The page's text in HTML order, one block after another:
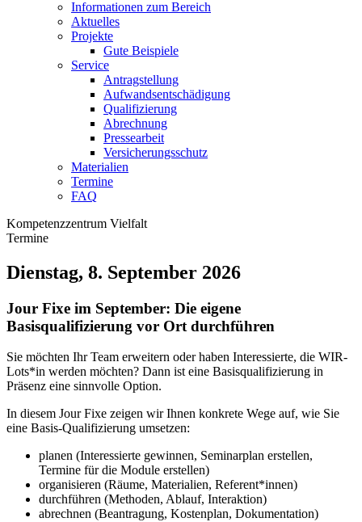
Informationen zum Bereich
Aktuelles
Projekte
Gute Beispiele
Service
Antragstellung
Aufwandsentschädigung
Qualifizierung
Abrechnung
Pressearbeit
Versicherungsschutz
Materialien
Termine
FAQ
Kompetenzzentrum Vielfalt
Termine
Dienstag, 8. September 2026
Jour Fixe im September: Die eigene
Basisqualifizierung vor Ort durchführen
Sie möchten Ihr Team erweitern oder haben Interessierte, die WIR-
Lots*in werden möchten? Dann ist eine Basisqualifizierung in
Präsenz eine sinnvolle Option.
In diesem Jour Fixe zeigen wir Ihnen konkrete Wege auf, wie Sie
eine Basis-Qualifizierung umsetzen:
planen (Interessierte gewinnen, Seminarplan erstellen,
Termine für die Module erstellen)
organisieren (Räume, Materialien, Referent*innen)
durchführen (Methoden, Ablauf, Interaktion)
abrechnen (Beantragung, Kostenplan, Dokumentation)